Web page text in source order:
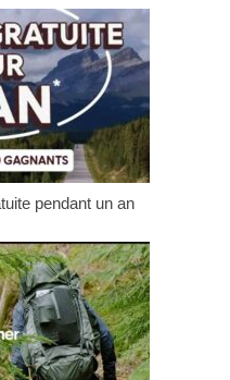
pendant un an